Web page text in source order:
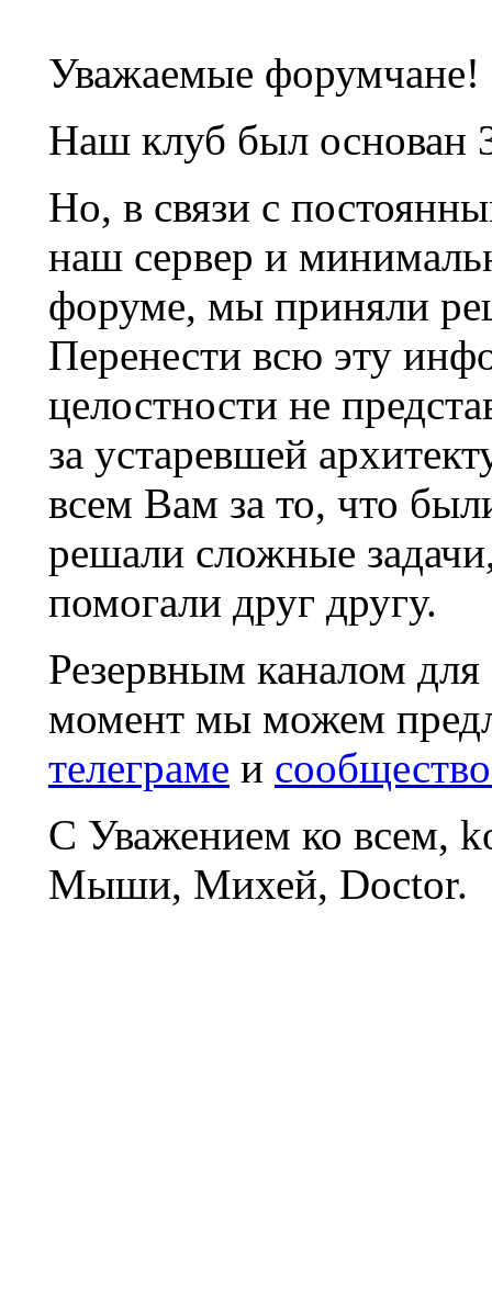
Уважаемые форумчане!
Наш клуб был основан
Но, в связи с
наш сервер и
форуме, мы приняли
Перенести всю эту
целостности не
за устаревшей
всем Вам за то, что
решали сложные
помогали друг другу.
Резервным каналом
момент мы можем
телеграме и
С Уважением ко всем,
Мыши, Михей, Doctor.